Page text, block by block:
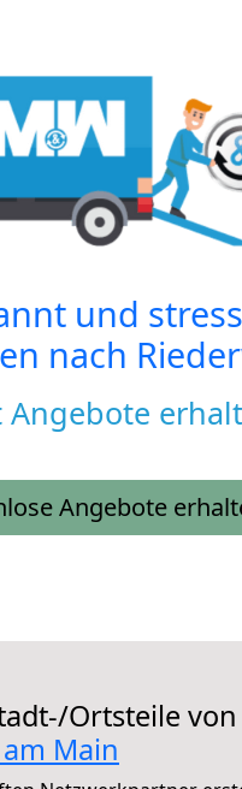
und
nach
Angebote
Angebote
Ortsteile von
Main